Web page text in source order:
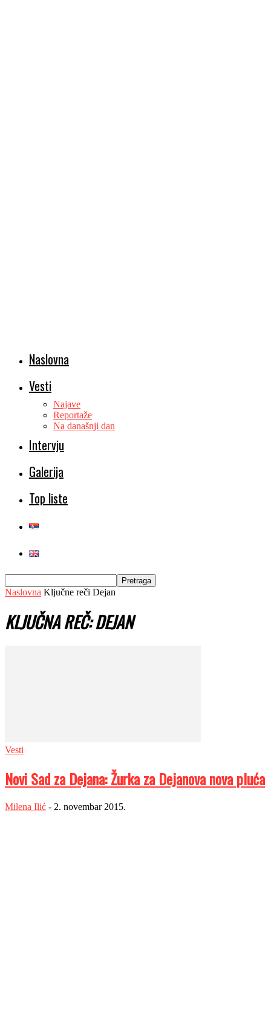
Naslovna
Vesti
Najave
Reportaže
Na današnji dan
Intervju
Galerija
Top liste
Naslovna Ključne reči Dejan
KLJUČNA REČ: DEJAN
Vesti
Novi Sad za Dejana: Žurka za Dejanova nova pluća
Milena Ilić - 2. novembar 2015.